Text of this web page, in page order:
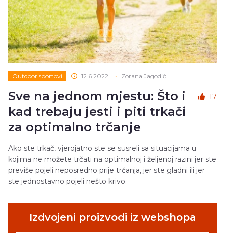
Outdoor sportovi 12.6.2022. • Zorana Jagodić
Sve na jednom mjestu: Što i
kad trebaju jesti i piti trkači
za optimalno trčanje
17
Ako ste trkač, vjerojatno ste se susreli sa situacijama u
kojima ne možete trčati na optimalnoj i željenoj razini jer ste
previše pojeli neposredno prije trčanja, jer ste gladni ili jer
ste jednostavno pojeli nešto krivo.
Izdvojeni proizvodi iz webshopa